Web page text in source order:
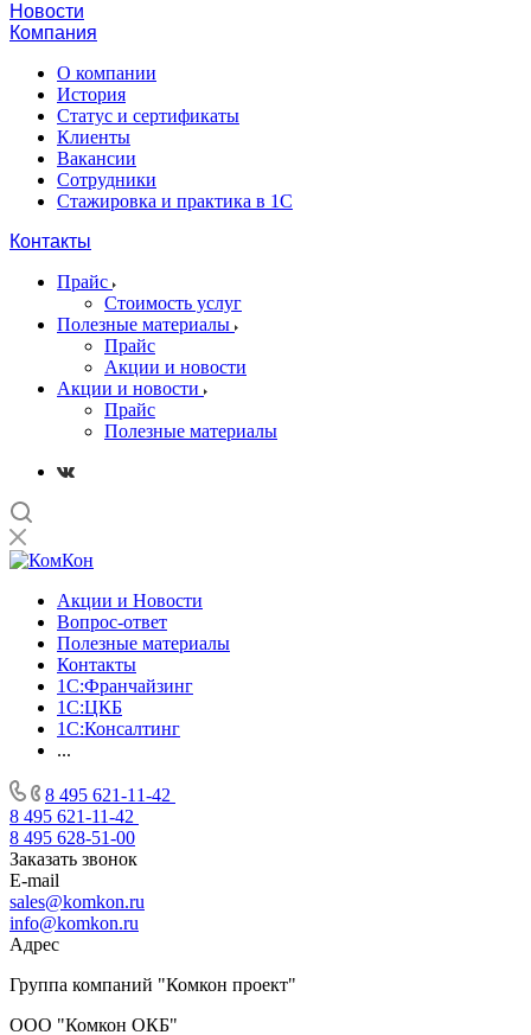
Новости
Компания
О компании
История
Статус и сертификаты
Клиенты
Вакансии
Сотрудники
Стажировка и практика в 1С
Контакты
Прайс
Стоимость услуг
Полезные материалы
Прайс
Акции и новости
Акции и новости
Прайс
Полезные материалы
Акции и Новости
Вопрос-ответ
Полезные материалы
Контакты
1С:Франчайзинг
1C:ЦКБ
1С:Консалтинг
...
8 495 621-11-42
8 495 621-11-42
8 495 628-51-00
Заказать звонок
E-mail
sales@komkon.ru
info@komkon.ru
Адрес
Группа компаний "Комкон проект"
ООО "Комкон ОКБ"